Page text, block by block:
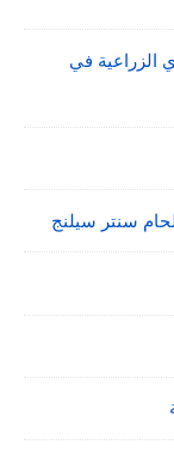
الزراعية في
سنتر سيلنج